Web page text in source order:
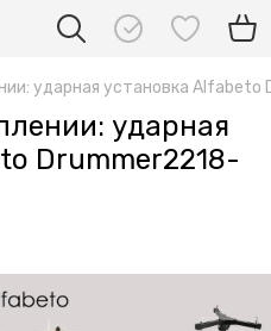
ударная установка
ударная
Drummer2218-